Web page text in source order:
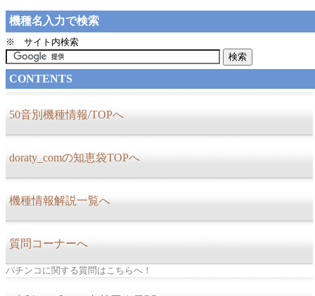
機種名入力で検索
※ サイト内検索
CONTENTS
50音別機種情報/TOPへ
doraty_comの知恵袋TOPへ
機種情報解説一覧へ
質問コーナーへ
パチンコに関する質問はこちらへ！